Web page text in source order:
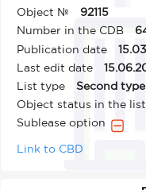
Object №
92115
Number in the CDB
Publication date
Last edit date
List type
Second
Object status in the list
Sublease option
Link to CBD